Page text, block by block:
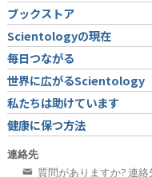
ブックストア
Scientologyの現在
毎日つながる
世界に広がるScientology
私たちは助けています
健康に保つ方法
連絡先
質問がありますか? 連絡